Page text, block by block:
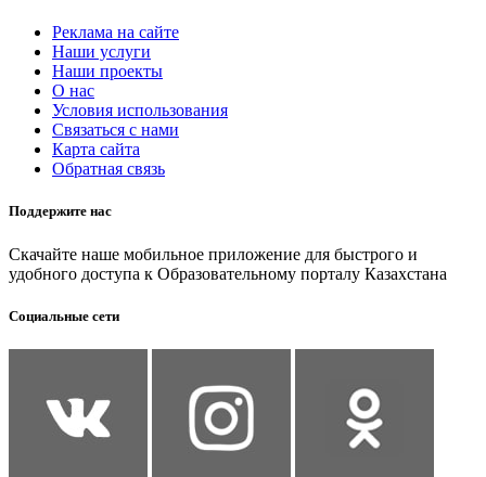
Реклама на сайте
Наши услуги
Наши проекты
О нас
Условия использования
Связаться с нами
Карта сайта
Обратная связь
Поддержите нас
Скачайте наше мобильное приложение для быстрого и
удобного доступа к Образовательному порталу Казахстана
Социальные сети